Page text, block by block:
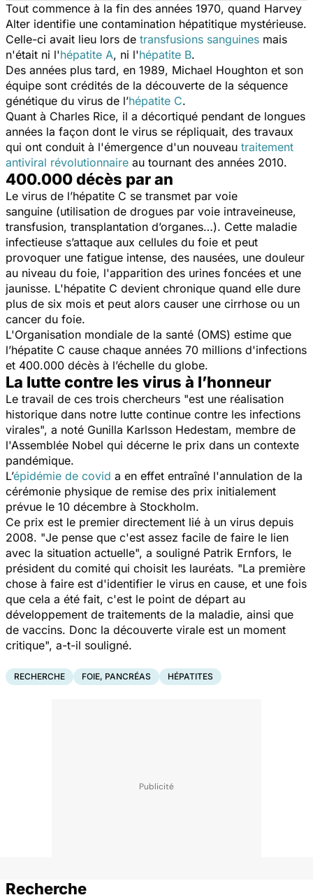
Tout commence à la fin des années 1970, quand Harvey
Alter identifie une contamination hépatitique mystérieuse.
Celle-ci avait lieu lors de transfusions sanguines mais
n'était ni l'hépatite A, ni l'hépatite B.
Des années plus tard, en 1989, Michael Houghton et son
équipe sont crédités de la découverte de la séquence
génétique du virus de l’hépatite C.
Quant à Charles Rice, il a décortiqué pendant de longues
années la façon dont le virus se répliquait, des travaux
qui ont conduit à l'émergence d'un nouveau traitement
antiviral révolutionnaire au tournant des années 2010.
400.000 décès par an
Le virus de l’hépatite C se transmet par voie
sanguine (utilisation de drogues par voie intraveineuse,
transfusion, transplantation d’organes…). Cette maladie
infectieuse s’attaque aux cellules du foie et peut
provoquer une fatigue intense, des nausées, une douleur
au niveau du foie, l'apparition des urines foncées et une
jaunisse. L'hépatite C devient chronique quand elle dure
plus de six mois et peut alors causer une cirrhose ou un
cancer du foie.
L'Organisation mondiale de la santé (OMS) estime que
l’hépatite C cause chaque années 70 millions d'infections
et 400.000 décès à l’échelle du globe.
La lutte contre les virus à l’honneur
Le travail de ces trois chercheurs "est une réalisation
historique dans notre lutte continue contre les infections
virales", a noté Gunilla Karlsson Hedestam, membre de
l'Assemblée Nobel qui décerne le prix dans un contexte
pandémique.
L’épidémie de covid a en effet entraîné l'annulation de la
cérémonie physique de remise des prix initialement
prévue le 10 décembre à Stockholm.
Ce prix est le premier directement lié à un virus depuis
2008. "Je pense que c'est assez facile de faire le lien
avec la situation actuelle", a souligné Patrik Ernfors, le
président du comité qui choisit les lauréats. "La première
chose à faire est d'identifier le virus en cause, et une fois
que cela a été fait, c'est le point de départ au
développement de traitements de la maladie, ainsi que
de vaccins. Donc la découverte virale est un moment
critique", a-t-il souligné.
RECHERCHE FOIE, PANCRÉAS HÉPATITES
Recherche